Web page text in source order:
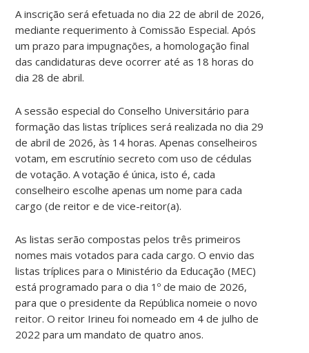
A inscrição será efetuada no dia 22 de abril de 2026,
mediante requerimento à Comissão Especial. Após
um prazo para impugnações, a homologação final
das candidaturas deve ocorrer até as 18 horas do
dia 28 de abril.
A sessão especial do Conselho Universitário para
formação das listas tríplices será realizada no dia 29
de abril de 2026, às 14 horas. Apenas conselheiros
votam, em escrutínio secreto com uso de cédulas
de votação. A votação é única, isto é, cada
conselheiro escolhe apenas um nome para cada
cargo (de reitor e de vice-reitor(a).
As listas serão compostas pelos três primeiros
nomes mais votados para cada cargo. O envio das
listas tríplices para o Ministério da Educação (MEC)
está programado para o dia 1º de maio de 2026,
para que o presidente da República nomeie o novo
reitor. O reitor Irineu foi nomeado em 4 de julho de
2022 para um mandato de quatro anos.